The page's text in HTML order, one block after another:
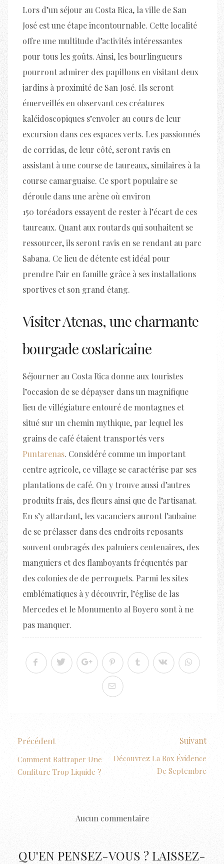
Lors d’un séjour au Costa Rica, la ville de San
José est une étape incontournable. Cette localité
offre une multitude d’activités intéressantes
pour tous les goûts. Ainsi, les bourlingueurs
pourront admirer des papillons en visitant deux
jardins à proximité de San José. Ils seront
émerveillés en observant ces créatures
kaléidoscopiques s’envoler au cours de leur
excursion dans ces espaces verts. Les passionnés
de corridas, de leur côté, seront ravis en
assistant à une course de taureaux, similaires à la
course camarguaise. Ce sport populaire se
déroule dans une arène où environ
150 toréadors essayent de rester à l’écart de ces
taureaux. Quant aux routards qui souhaitent se
ressourcer, ils seront ravis en se rendant au parc
Sabana. Ce lieu de détente est idéal pour
prendre l’air en famille grâce à ses installations
sportives et son grand étang.
Visiter Atenas, une charmante
bourgade costaricaine
Séjourner au Costa Rica donne aux touristes
l’occasion de se dépayser dans un magnifique
lieu de villégiature entouré de montagnes et
situé sur un chemin mythique, par lequel les
grains de café étaient transportés vers
Puntarenas. Considéré comme un important
centre agricole, ce village se caractérise par ses
plantations de café. On y trouve aussi d’autres
produits frais, des fleurs ainsi que de l’artisanat.
En s’y attardant, les vacanciers auront l’aubaine
de se prélasser dans des endroits reposants
souvent ombragés des palmiers centenaires, des
manguiers et des flamboyants fréquentés par
des colonies de de perroquets. Parmi les sites
emblématiques à y découvrir, l’église de las
Mercedes et le Monumento al Boyero sont à ne
pas manquer.
Précédent
Comment Rattraper Une
Confiture Trop Liquide ?
Suivant
Découvrez La Box Évidence
De Septembre
Aucun commentaire
QU'EN PENSEZ-VOUS ? LAISSEZ-